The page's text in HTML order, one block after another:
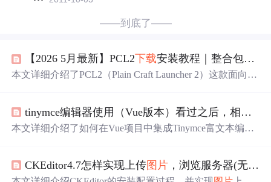
——到底了——
【2026 5月最新】PCL2下载安装教程｜整合包导入+Mod安装+联机对战+
本文详细介绍了PCL2（Plain Craft Launcher 2）这款面向国
d三种安装方式（拖拽/手动/搜索）、Java版本配置（重点
适配Java17+）、联机对战（局域网/IPv6/内网穿透）以及
即用等关键技术优势。
tinymce编辑器使用（Vue版本）看过之后，相信一定会有收获哦（最后面附赠源代码）
本文详细介绍了如何在Vue项目中集成Tinymce富文本编辑
CKEditor4.7怎样实现上传图片 ，浏览服务器(无需ckfinder)，nodejs